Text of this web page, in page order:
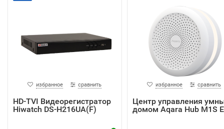
избранное сравнить
HD-TVI Видеорегистратор
Hiwatch DS-H216UA(F)
избранное сравнить
Центр управления
домом Aqara Hub M1S